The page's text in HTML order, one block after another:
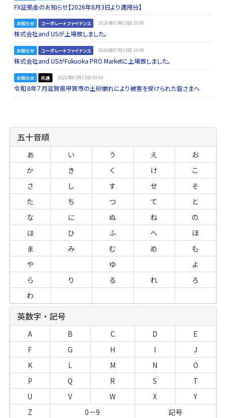
FX証拠金のお知らせ【2026年8月3日より適用分】
お知らせ コーポレートファイナンス 2026年07月15日 10:00
株式会社and USが上場致しました。
お知らせ コーポレートファイナンス 2026年07月15日 10:00
株式会社and USがFukuoka PRO Marketに上場致しました。
お知らせ 共通 2026年07月15日 09:00
令和８年７月滋賀県甲賀市の土砂崩れにより被害を受けられた皆さまへ
五十音順
あ い う え
お
か
き く け
こ
さ
し す せ
そ
た
ち つ て
と
な
に ぬ ね
の
は
ひ ふ へ
ほ
ま
み む め
も
や
ゆ
よ
ら
り る れ
ろ
わ
英数字・記号
A B C D
E
F
G H I
J
K
L M N
O
P
Q R S
T
U
V W X
Y
Z
0－9 記号